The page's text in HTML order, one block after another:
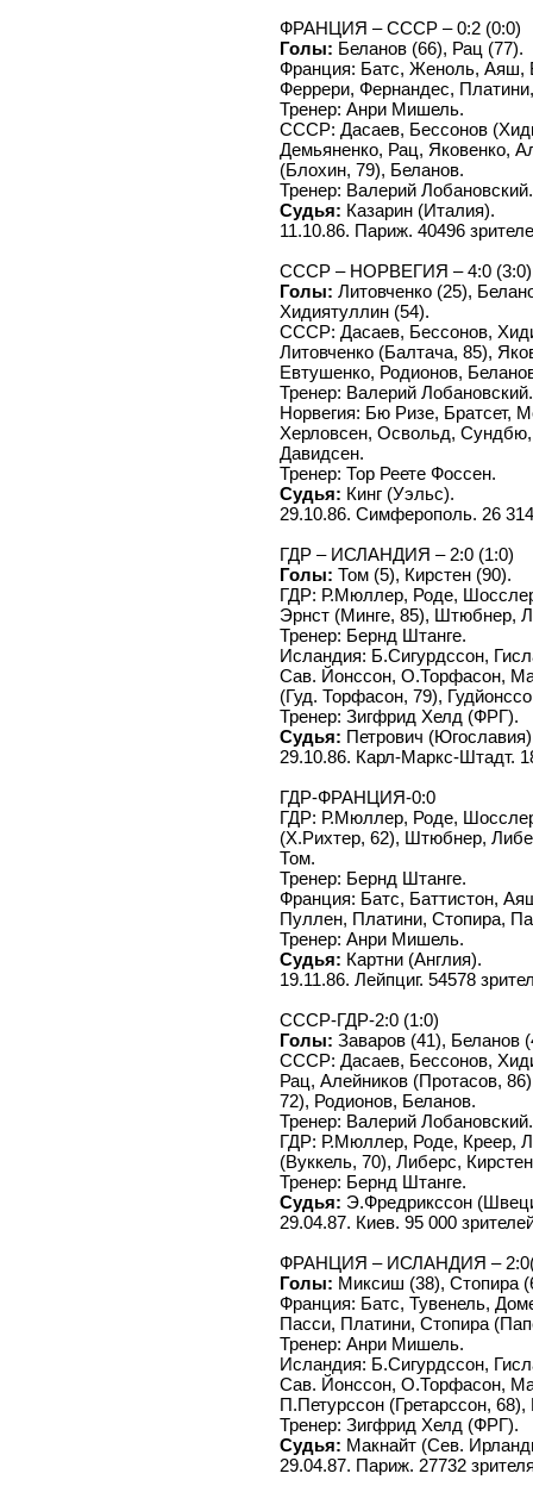
ФРАНЦИЯ – СССР – 0:2 (0:0)
Голы: Беланов (66), Рац (77).
Франция: Батс, Женоль, Аяш,
Феррери, Фернандес,
Тренер: Анри Мишель.
СССР: Дасаев, Бессонов
Демьяненко, Рац, Яковенко,
(Блохин, 79), Беланов.
Тренер: Валерий Лобановский.
Судья: Казарин (Италия).
11.10.86. Париж. 40496
СССР – НОРВЕГИЯ – 4:0 (3:0)
Голы: Литовченко (25),
Хидиятуллин (54).
СССР: Дасаев, Бессонов,
Литовченко (Балтача, 85),
Евтушенко, Родионов,
Тренер: Валерий Лобановский.
Норвегия: Бю Ризе, Братсет,
Херловсен, Освольд,
Давидсен.
Тренер: Тор Реете Фоссен.
Судья: Кинг (Уэльс).
29.10.86. Симферополь. 26
ГДР – ИСЛАНДИЯ – 2:0 (1:0)
Голы: Том (5), Кирстен (90).
ГДР: Р.Мюллер, Роде,
Эрнст (Минге, 85), Штюбнер,
Тренер: Бернд Штанге.
Исландия: Б.Сигурдссон,
Сав. Йонссон, О.Торфасон,
(Гуд. Торфасон, 79),
Тренер: Зигфрид Хелд (ФРГ).
Судья: Петрович
29.10.86. Карл-Маркс-Штадт.
ГДР-ФРАНЦИЯ-0:0
ГДР: Р.Мюллер, Роде,
(Х.Рихтер, 62), Штюбнер,
Том.
Тренер: Бернд Штанге.
Франция: Батс, Баттистон,
Пуллен, Платини, Стопира,
Тренер: Анри Мишель.
Судья: Картни (Англия).
19.11.86. Лейпциг. 54578
СССР-ГДР-2:0 (1:0)
Голы: Заваров (41), Беланов
СССР: Дасаев, Бессонов,
Рац, Алейников (Протасов,
72), Родионов, Беланов.
Тренер: Валерий Лобановский.
ГДР: Р.Мюллер, Роде, Креер,
(Вуккель, 70), Либерс,
Тренер: Бернд Штанге.
Судья: Э.Фредрикссон
29.04.87. Киев. 95 000
ФРАНЦИЯ – ИСЛАНДИЯ –
Голы: Миксиш (38), Стопира
Франция: Батс, Тувенель,
Пасси, Платини, Стопира
Тренер: Анри Мишель.
Исландия: Б.Сигурдссон,
Сав. Йонссон, О.Торфасон,
П.Петурссон (Гретарссон,
Тренер: Зигфрид Хелд (ФРГ).
Судья: Макнайт (Сев.
29.04.87. Париж. 27732